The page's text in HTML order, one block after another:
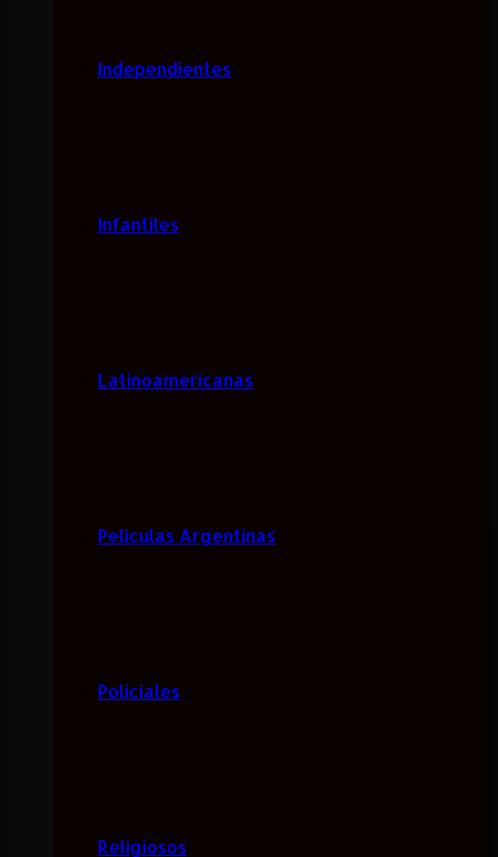
Independientes
Infantiles
Latinoamericanas
Películas Argentinas
Policiales
Religiosos